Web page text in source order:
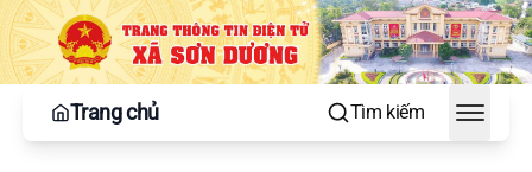
Trang chủ Tìm kiếm
Toggle